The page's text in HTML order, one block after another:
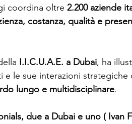
coordina oltre 2.200 aziende
costanza, qualità e
I.I.C.U.A.E. a Dubai, ha
e le sue interazioni strategiche
lungo e multidisciplinare.
due a Dubai e uno ( Ivan